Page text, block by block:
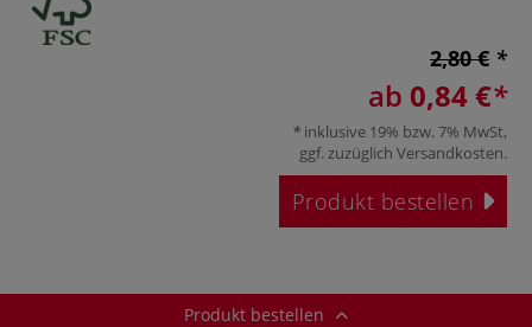
2,80 €
ab 0,84 €
inklusive 19% bzw. 7% MwSt,
ggf. zuzüglich Versandkosten.
Produkt bestellen
Produkt bestellen